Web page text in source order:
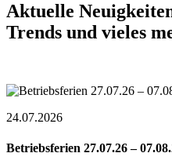
Aktuelle
Trends und vieles
24.07.2026
Betriebsferien 27.07.26 –